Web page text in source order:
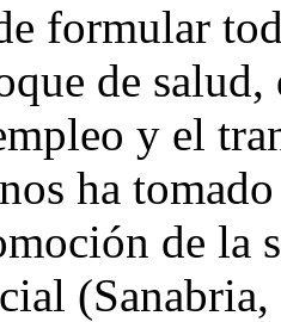
formular
de
y el
ha
de la